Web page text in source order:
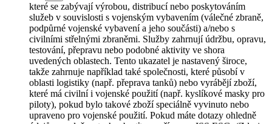
které se zabývají výrobou, distribucí nebo poskytováním
služeb v souvislosti s vojenským vybavením (válečné zbraně,
podpůrné vojenské vybavení a jeho součásti) a/nebo s
civilními střelnými zbraněmi. Služby zahrnují údržbu, opravu,
testování, přepravu nebo podobné aktivity ve shora
uvedených oblastech. Tento ukazatel je nastavený široce,
takže zahrnuje například také společnosti, které působí v
oblasti logistiky (např. přeprava tanků) nebo vyrábějí zboží,
které má civilní i vojenské použití (např. kyslíkové masky pro
piloty), pokud bylo takové zboží speciálně vyvinuto nebo
upraveno pro vojenské použití. Pokud máte dotazy ohledně